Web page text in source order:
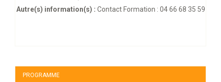
Autre(s) information(s) : Contact Formation : 04 66 68 35 59
PROGRAMME